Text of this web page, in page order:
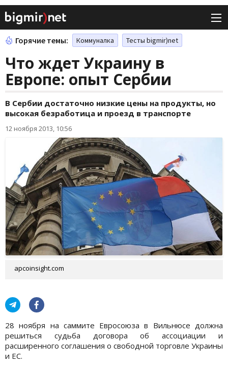
Горячие темы: Коммуналка Тесты bigmir)net
Что ждет Украину в
Европе: опыт Сербии
В Сербии достаточно низкие цены на продукты, но
высокая безработица и проезд в транспорте
12 ноября 2013, 10:56
apcoinsight.com
28 ноября на саммите Евросоюза в Вильнюсе должна
решиться судьба договора об ассоциации и
расширенного соглашения о свободной торговле Украины
и ЕС.